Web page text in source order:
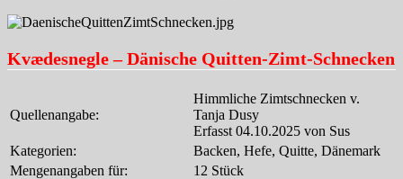
Kvædesnegle – Dänische Quitten-Zimt-Schnecken
Quellenangabe:
Himmliche Zimtschnecken v.
Tanja Dusy
Erfasst 04.10.2025 von Sus
Kategorien:
Backen, Hefe, Quitte, Dänemark
Mengenangaben für:
12 Stück